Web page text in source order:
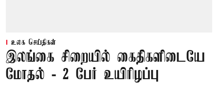
உலக செய்திகள்
இலங்கை சிறையில் கைதிகளிடையே
மோதல் - 2 பேர் உயிரிழப்பு